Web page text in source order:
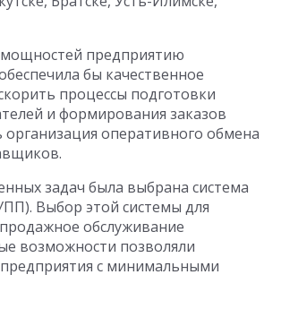
предприятию
бы качественное
процессы подготовки
и формирования заказов
оперативного обмена
задач была выбрана система
Выбор этой системы для
обслуживание
возможности позволяли
с минимальными